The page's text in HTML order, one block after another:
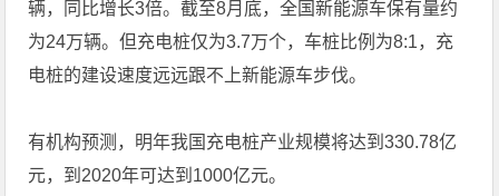
辆，同比增长3倍。截至8月底，全国新能源车保有量约
为24万辆。但充电桩仅为3.7万个，车桩比例为8:1，充
电桩的建设速度远远跟不上新能源车步伐。
有机构预测，明年我国充电桩产业规模将达到330.78亿
元，到2020年可达到1000亿元。